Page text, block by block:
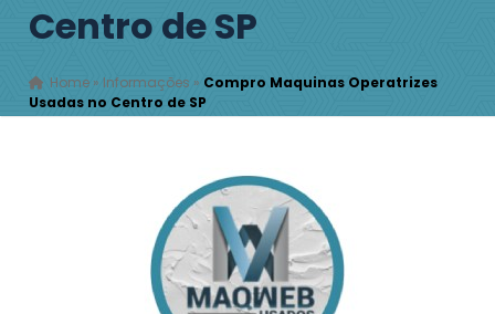
Centro de SP
Home » Informações » Compro Maquinas Operatrizes
Usadas no Centro de SP